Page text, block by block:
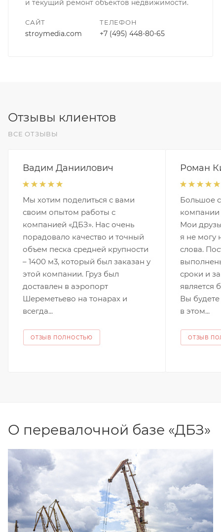
и текущий ремонт объектов недвижимости.
САЙТ
stroymedia.com
ТЕЛЕФОН
+7 (495) 448-80-65
Отзывы клиентов
ВСЕ ОТЗЫВЫ
Вадим Даниилович
Мы хотим поделиться с вами
своим опытом работы с
компанией «ДБЗ». Нас очень
порадовало качество и точный
объем песка средней крупности
– 1400 м3, который был заказан у
этой компании. Груз был
доставлен в аэропорт
Шереметьево на тонарах и
всегда...
ОТЗЫВ ПОЛНОСТЬЮ
Роман
Большое
компании
Мои
я не могу
слова.
сроки и
является
Вы
в этом...
ОТЗЫВ
О перевалочной базе «ДБЗ»